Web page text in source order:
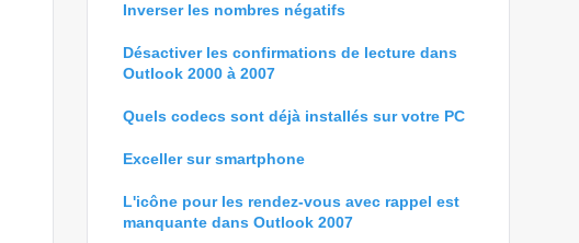
Inverser les nombres négatifs
Désactiver les confirmations de lecture dans
Outlook 2000 à 2007
Quels codecs sont déjà installés sur votre PC
Exceller sur smartphone
L'icône pour les rendez-vous avec rappel est
manquante dans Outlook 2007